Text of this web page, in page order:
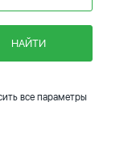
НАЙТИ
все параметры